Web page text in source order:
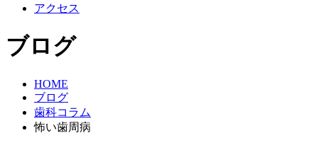
アクセス
ブログ
HOME
ブログ
歯科コラム
怖い歯周病